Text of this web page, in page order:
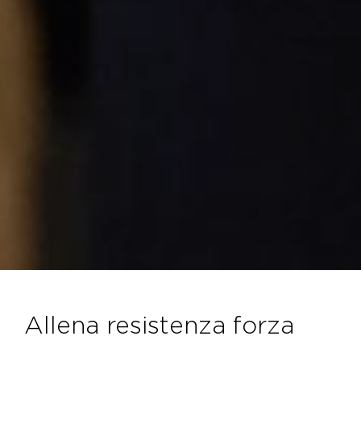
allena resistenza forza